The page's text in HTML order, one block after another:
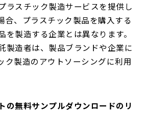
ラスチック製造サービスを提供し
合、プラスチック製品を購入する
を製造する企業とは異なります。
製造者は、製品ブランドや企業に
ク製造のアウトソーシングに利用
の無料サンプルダウンロードのリ